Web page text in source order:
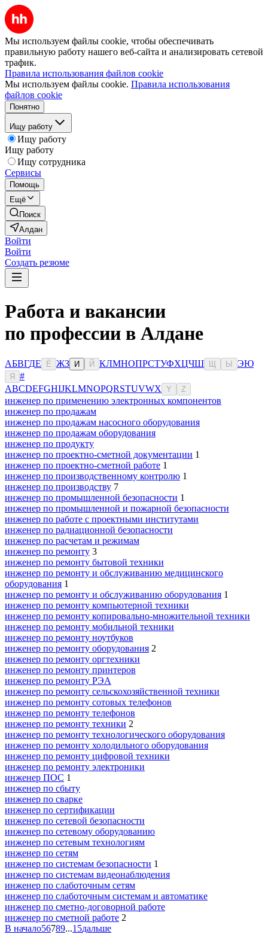
Мы используем файлы cookie, чтобы обеспечивать
правильную работу нашего веб-сайта и анализировать сетевой
трафик.
Правила использования файлов cookie
Мы используем файлы cookie. Правила использования
файлов cookie
Понятно
Ищу работу
Ищу работу
Ищу работу
Ищу сотрудника
Сервисы
Помощь
Ещё
Поиск
Алдан
Войти
Войти
Создать резюме
Работа и вакансии
по профессии в Алдане
АБВГДЕ Ё ЖЗ И Й КЛМНОПРСТУФХЦЧШ Ы ЭЮ
Я
#
ABCDEFGHIJKLMNOPQRSTUVWX Y Z
инженер по применению электронных компонентов
инженер по продажам
инженер по продажам насосного оборудования
инженер по продажам оборудования
инженер по продукту
инженер по проектно-сметной документации 1
инженер по проектно-сметной работе 1
инженер по производственному контролю 1
инженер по производству 7
инженер по промышленной безопасности 1
инженер по промышленной и пожарной безопасности
инженер по работе с проектными институтами
инженер по радиационной безопасности
инженер по расчетам и режимам
инженер по ремонту 3
инженер по ремонту бытовой техники
инженер по ремонту и обслуживанию медицинского
оборудования 1
инженер по ремонту и обслуживанию оборудования 1
инженер по ремонту компьютерной техники
инженер по ремонту копировально-множительной техники
инженер по ремонту мобильной техники
инженер по ремонту ноутбуков
инженер по ремонту оборудования 2
инженер по ремонту оргтехники
инженер по ремонту принтеров
инженер по ремонту РЭА
инженер по ремонту сельскохозяйственной техники
инженер по ремонту сотовых телефонов
инженер по ремонту телефонов
инженер по ремонту техники 2
инженер по ремонту технологического оборудования
инженер по ремонту холодильного оборудования
инженер по ремонту цифровой техники
инженер по ремонту электроники
инженер ПОС 1
инженер по сбыту
инженер по сварке
инженер по сертификации
инженер по сетевой безопасности
инженер по сетевому оборудованию
инженер по сетевым технологиям
инженер по сетям
инженер по системам безопасности 1
инженер по системам видеонаблюдения
инженер по слаботочным сетям
инженер по слаботочным системам и автоматике
инженер по сметно-договорной работе
инженер по сметной работе 2
В начало56789...15дальше